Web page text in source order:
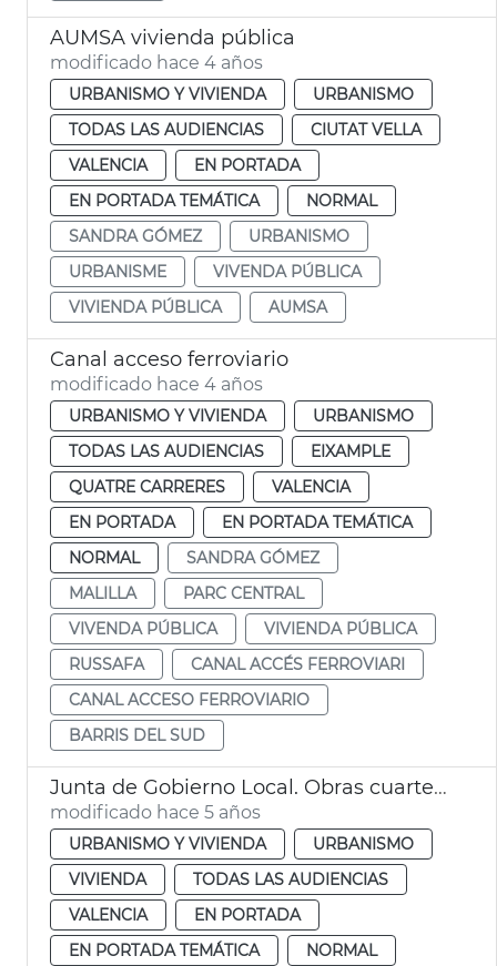
AUMSA vivienda pública
modificado hace 4 años
URBANISMO Y VIVIENDA
URBANISMO
TODAS LAS AUDIENCIAS
CIUTAT VELLA
VALENCIA
EN PORTADA
EN PORTADA TEMÁTICA
NORMAL
SANDRA GÓMEZ
URBANISMO
URBANISME
VIVENDA PÚBLICA
VIVIENDA PÚBLICA
AUMSA
Canal acceso ferroviario
modificado hace 4 años
URBANISMO Y VIVIENDA
URBANISMO
TODAS LAS AUDIENCIAS
EIXAMPLE
QUATRE CARRERES
VALENCIA
EN PORTADA
EN PORTADA TEMÁTICA
NORMAL
SANDRA GÓMEZ
MALILLA
PARC CENTRAL
VIVENDA PÚBLICA
VIVIENDA PÚBLICA
RUSSAFA
CANAL ACCÉS FERROVIARI
CANAL ACCESO FERROVIARIO
BARRIS DEL SUD
Junta de Gobierno Local. Obras cuartel de ingenieros
modificado hace 5 años
URBANISMO Y VIVIENDA
URBANISMO
VIVIENDA
TODAS LAS AUDIENCIAS
VALENCIA
EN PORTADA
EN PORTADA TEMÁTICA
NORMAL